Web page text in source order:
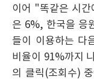
이어 "똑같은 시간
은 6%, 한국을 응
들이 이용하는 다
비율이 91%까지
의 클릭(조회수)